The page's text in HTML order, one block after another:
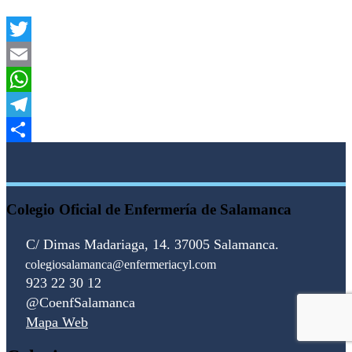
Twitter
Email
WhatsApp
Telegram
Colegio Oficial de Enfermería de Salamanca
C/ Dimas Madariaga, 14. 37005 Salamanca.
colegiosalamanca@enfermeriacyl.com
923 22 30 12
@CoenfSalamanca
Mapa Web